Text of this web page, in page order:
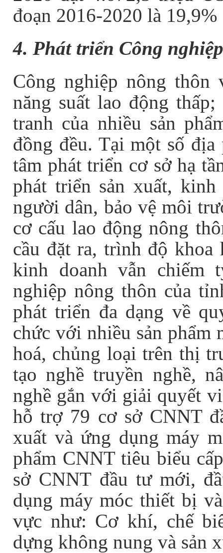
đoạn 2016-2020 là 19,9%
4. Phát triển Công
Công nghiệp nông
năng suất lao động
tranh của nhiều sản
đồng đều. Tại một số
tâm phát triển cơ sở hạ
phát triển sản xuất, kinh
người dân, bảo vệ môi
cơ cấu lao động nông
cầu đặt ra, trình độ khoa
kinh doanh vẫn chiếm
nghiệp nông thôn của
phát triển đa dạng về
chức với nhiều sản phẩm
hoá, chủng loại trên thị
tạo nghề truyền nghề,
nghề gắn với giải quyết
hỗ trợ 79 cơ sở CNNT
xuất và ứng dụng máy
phẩm CNNT tiêu biểu
sở CNNT đầu tư mới,
dụng máy móc thiết bị
vực như: Cơ khí, chế
dựng không nung và sản